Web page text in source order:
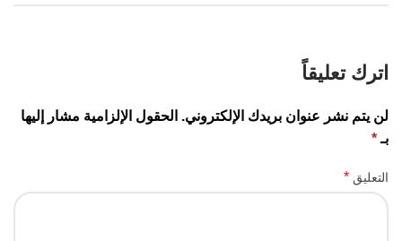
اترك تعليقاً
لن يتم نشر عنوان بريدك الإلكتروني. الحقول الإلزامية مشار إليها
بـ*
التعليق *